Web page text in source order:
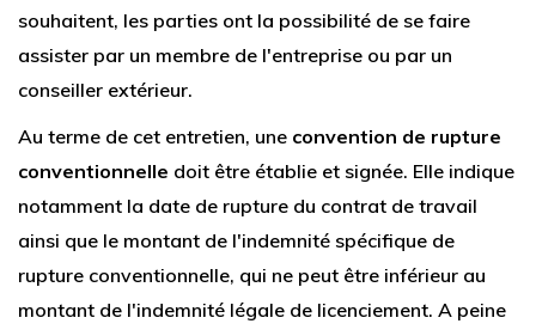
souhaitent, les parties ont la possibilité de se faire
assister par un membre de l'entreprise ou par un
conseiller extérieur.
Au terme de cet entretien, une convention de rupture
conventionnelle doit être établie et signée. Elle indique
notamment la date de rupture du contrat de travail
ainsi que le montant de l'indemnité spécifique de
rupture conventionnelle, qui ne peut être inférieur au
montant de l'indemnité légale de licenciement. A peine